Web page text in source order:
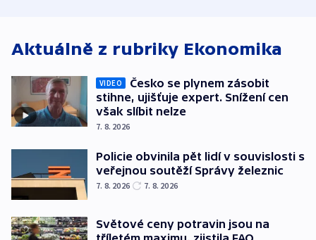
Aktuálně z rubriky Ekonomika
VIDEO
Česko se plynem zásobit
stihne, ujišťuje expert. Snížení cen
však slíbit nelze
7. 8. 2026
Policie obvinila pět lidí v souvislosti s
veřejnou soutěží Správy železnic
7. 8. 2026 7. 8. 2026
Světové ceny potravin jsou na